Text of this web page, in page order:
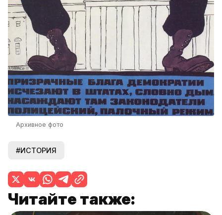
Архивное фото
#ИСТОРИЯ
Читайте также: